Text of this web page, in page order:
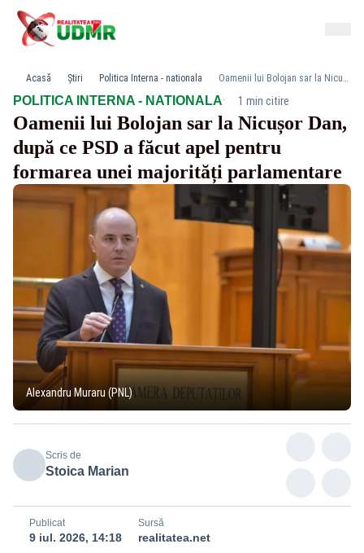
Acasă Știri Politica Interna - nationala Oamenii lui Bolojan sar la Nicușor Dan, după ce PSD a făcut apel pentru formarea unei majorități parlamentare
POLITICA INTERNA - NATIONALA· 1 min citire
Oamenii lui Bolojan sar la Nicușor Dan,
după ce PSD a făcut apel pentru
formarea unei majorități parlamentare
Alexandru Muraru (PNL)
Scris de
Stoica Marian
Publicat
9 iul. 2026, 14:18
Sursă
realitatea.net